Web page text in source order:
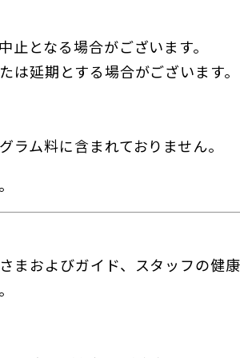
となる場合がございます。
延期とする場合がございます。
ム料に含まれておりません。
まおよびガイド、スタッフの健